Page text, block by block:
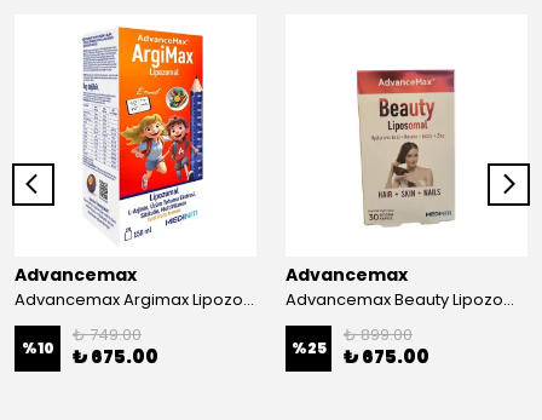
Advancemax
Advancemax Argimax Lipozomal Sıvı 150 ml 8684375607587
%10
₺ 749.00
₺ 675.00
Advancemax
Advancemax Beauty Lipozomal Hyalüronik Asit Keratin Biotin Zn 30 Kapsül 8684375607556
%25
₺ 899.00
₺ 675.00